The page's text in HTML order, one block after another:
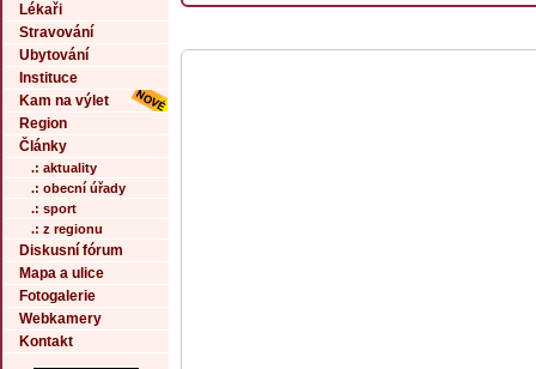
Lékaři
Stravování
Ubytování
Instituce
Kam na výlet
Region
Články
.: aktuality
.: obecní úřady
.: sport
.: z regionu
Diskusní fórum
Mapa a ulice
Fotogalerie
Webkamery
Kontakt